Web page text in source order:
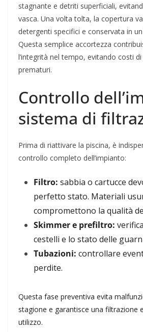
stagnante e detriti superficiali,
vasca. Una volta tolta, la copertura
detergenti specifici e conservata in
Questa semplice accortezza
l’integrità nel tempo, evitando costi
prematuri.
Controllo
sistema di
Prima di riattivare la piscina, è
controllo completo dell’impianto:
Filtro: sabbia o cartucce
perfetto stato. Materiali
compromettono la qualità
Skimmer e prefiltro:
cestelli e lo stato delle
Tubazioni: controllare
perdite.
Questa fase preventiva evita
stagione e garantisce una filtrazione
utilizzo.